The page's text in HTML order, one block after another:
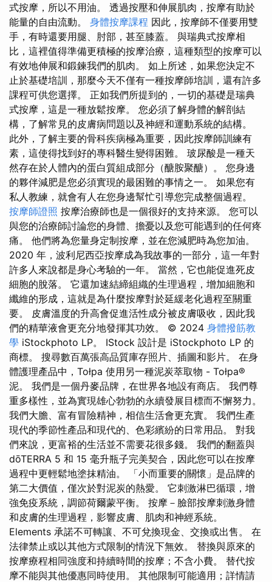
式按摩，所以不用油。 透過按壓和伸展肌肉，按摩有助於
能量的自由流動。 身體按摩課程 因此，按摩師不僅要用雙
手，有時還要用腿、肘部，甚至膝蓋。 與瑞典式按摩相
比，這裡值得準備更積極的按摩治療，這種類型的按摩可以
有效地伸展和鍛鍊我們的肌肉。 如上所述，如果您決定不
止於基礎培訓，那麼今天不僅有一種按摩師培訓，還有許多
課程可供您選擇。 正如我們所提到的，一切的基礎是瑞典
式按摩，這是一種放鬆按摩。 您必須了解身體的解剖結
構，了解常見的皮膚病問題以及神經和運動系統的結構。
此外，了解主要的骨科疾病極為重要，因此按摩師訓練有
素，這使得找到好的專科醫生變得困難。 玻尿酸是一種天
然存在於人體內的蛋白質組成部分（醣胺聚醣）。 您身邊
的夥伴減肥是您必須實現的最困難的事情之一。 如果您有
私人教練，就會有人在您身邊幫忙引導您完成整個過程。
按摩師證照 按摩治療師也是一個很好的支持來源。 您可以
與您的治療師討論您的身體、擔憂以及您可能遇到的任何疼
痛。 他們將為您量身定制按摩，並在您減肥時為您加油。
2020 年，波利尼西亞按摩成為我故事的一部分，這一年對
許多人來說都是身心考驗的一年。 當然，它也能促進死皮
細胞的脫落。 它還加速結締組織的生理過程，增加細胞和
纖維的形成，這就是為什麼按摩對於延緩老化過程至關重
要。 皮膚溫度的升高會促進活性成分被皮膚吸收，因此我
們的精華液會更充分地發揮其功效。 © 2024 身體撥筋教
學 iStockphoto LP。 IStock 設計是 iStockphoto LP 的
商標。 搜尋數百萬張高品質庫存照片、插圖和影片。 在身
體護理產品中，Tołpa 使用另一種泥炭萃取物 - Tołpa®
泥。 我們是一個丹麥品牌，在世界各地設有商店。 我們尊
重多樣性，並為實現雄心勃勃的永續發展目標而不懈努力。
我們大膽、富有冒險精神，相信生活會更充實。 我們生產
現代的季節性產品和現代的、色彩繽紛的日常用品。 對我
們來說，更富裕的生活並不需要花很多錢。 我們的翻蓋與
dōTERRA 5 和 15 毫升瓶子完美契合，因此您可以在按摩
過程中更輕鬆地塗抹精油。 「小而重要的關懷」是品牌的
第二大價值，僅次於對泥炭的熱愛。 它刺激淋巴循環，增
強免疫系統，調節荷爾蒙平衡。 按摩－臉部按摩刺激身體
和皮膚的生理過程，影響皮膚、肌肉和神經系統。
Elements 承諾不可轉讓、不可兌換現金、交換或出售。 在
法律禁止或以其他方式限制的情況下無效。 替換與原來的
按摩療程相同強度和持續時間的按摩；不含小費。 替代按
摩不能與其他優惠同時使用。 其他限制可能適用；詳情請